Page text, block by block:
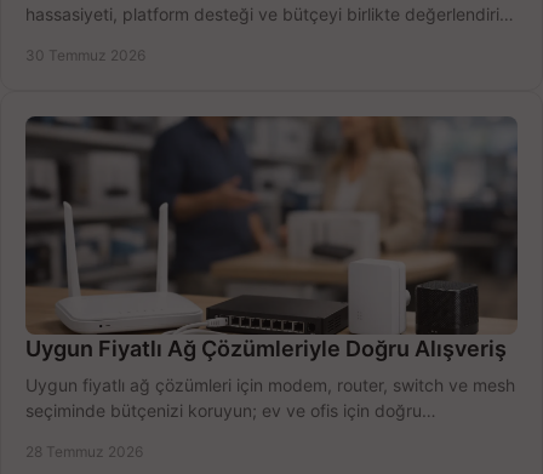
hassasiyeti, platform desteği ve bütçeyi birlikte değerlendirin;
30 Temmuz 2026
Uygun Fiyatlı Ağ Çözümleriyle Doğru Alışveriş
Uygun fiyatlı ağ çözümleri için modem, router, switch ve mesh
seçiminde bütçenizi koruyun; ev ve ofis için doğru
28 Temmuz 2026